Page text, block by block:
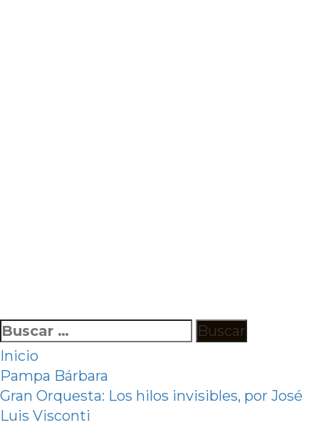
Ir
al
contenido
Buscar:
Inicio
Pampa Bárbara
Gran Orquesta: Los hilos invisibles, por José
Luis Visconti